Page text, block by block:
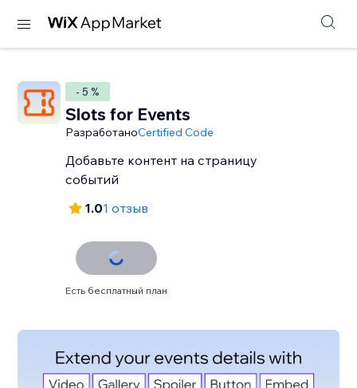
- 5 %
Slots for Events
РазработаноCertified Code
Добавьте контент на страницу
событий
1.01 отзыв
Есть бесплатный план